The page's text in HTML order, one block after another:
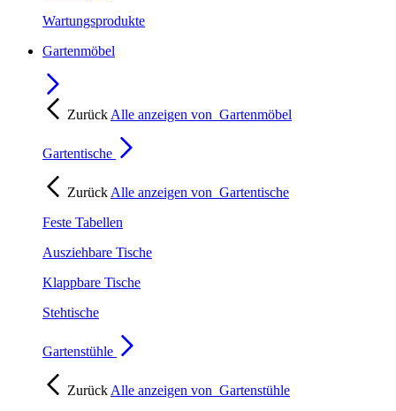
Wartungsprodukte
Gartenmöbel
Zurück Alle anzeigen von Gartenmöbel
Gartentische
Zurück Alle anzeigen von Gartentische
Feste Tabellen
Ausziehbare Tische
Klappbare Tische
Stehtische
Gartenstühle
Zurück Alle anzeigen von Gartenstühle